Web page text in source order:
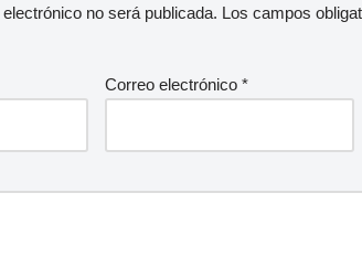
no será publicada. Los campos
Correo electrónico *